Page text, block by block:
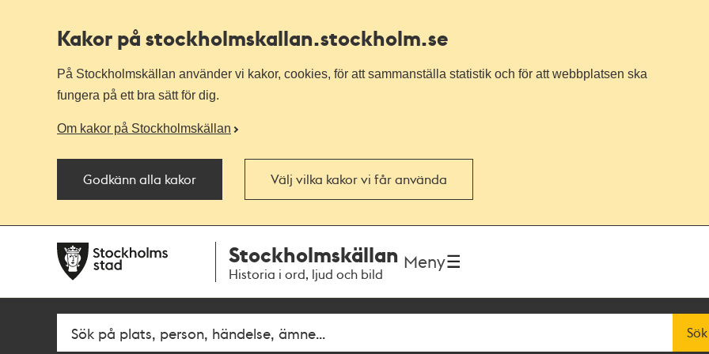
Kakor på stockholmskallan.stockholm.se
På Stockholmskällan använder vi kakor, cookies, för att sammanställa statistik och för att webbplatsen ska
fungera på ett bra sätt för dig.
Om kakor på Stockholmskällan
Godkänn alla kakor Välj vilka kakor vi får använda
navigationen
huvudinnehållet
Stockholmskällan
Historia i ord, ljud och bild
Meny
Fritextsök Sök